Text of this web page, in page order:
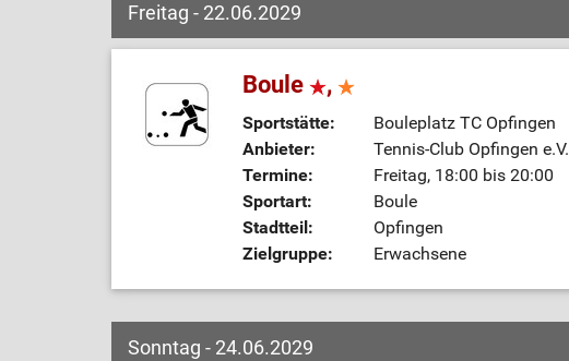
Freitag - 22.06.2029
Boule ,
Sportstätte:
Bouleplatz TC Opfingen
Anbieter:
Tennis-Club Opfingen e.V.
Termine:
Freitag, 18:00 bis 20:00
Sportart:
Boule
Stadtteil:
Opfingen
Zielgruppe:
Erwachsene
Sonntag - 24.06.2029